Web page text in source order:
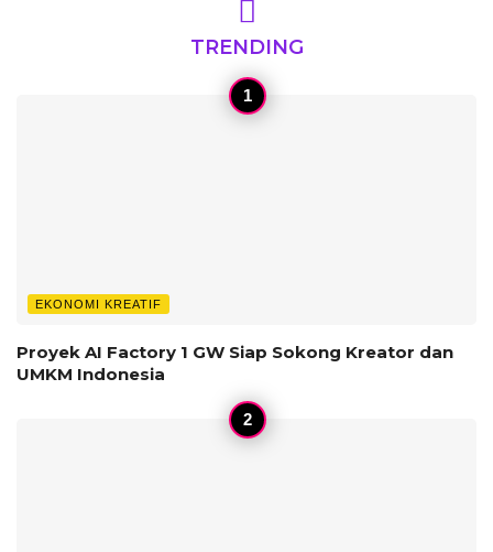
TRENDING
EKONOMI KREATIF
Proyek AI Factory 1 GW Siap Sokong Kreator dan
UMKM Indonesia